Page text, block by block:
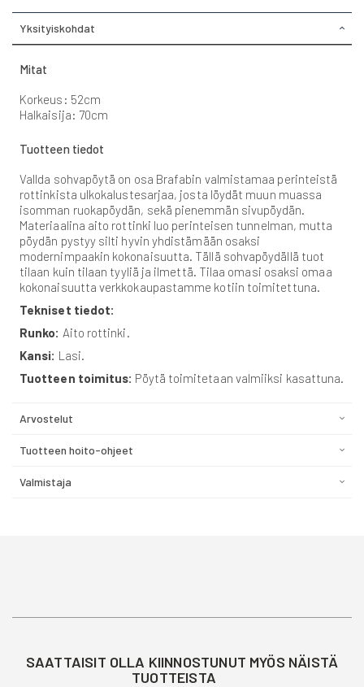
Yksityiskohdat
Mitat
Korkeus: 52cm
Halkaisija: 70cm
Tuotteen tiedot
Vallda sohvapöytä on osa Brafabin valmistamaa perinteistä
rottinkista ulkokalustesarjaa, josta löydät muun muassa
isomman ruokapöydän, sekä pienemmän sivupöydän.
Materiaalina aito rottinki luo perinteisen tunnelman, mutta
pöydän pystyy silti hyvin yhdistämään osaksi
modernimpaakin kokonaisuutta. Tällä sohvapöydällä tuot
tilaan kuin tilaan tyyliä ja ilmettä. Tilaa omasi osaksi omaa
kokonaisuutta verkkokaupastamme kotiin toimitettuna.
Tekniset tiedot:
Runko: Aito rottinki.
Kansi: Lasi.
Tuotteen toimitus: Pöytä toimitetaan valmiiksi kasattuna.
Arvostelut
Tuotteen hoito-ohjeet
Valmistaja
SAATTAISIT OLLA KIINNOSTUNUT MYÖS NÄISTÄ
TUOTTEISTA